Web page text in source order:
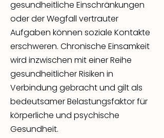
gesundheitliche Einschränkungen
oder der Wegfall vertrauter
Aufgaben können soziale Kontakte
erschweren. Chronische Einsamkeit
wird inzwischen mit einer Reihe
gesundheitlicher Risiken in
Verbindung gebracht und gilt als
bedeutsamer Belastungsfaktor für
körperliche und psychische
Gesundheit.